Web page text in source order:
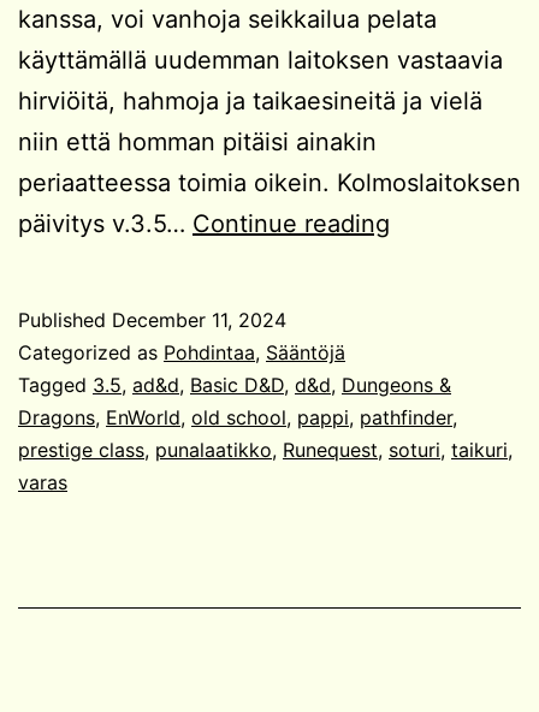
kanssa, voi vanhoja seikkailua pelata
käyttämällä uudemman laitoksen vastaavia
hirviöitä, hahmoja ja taikaesineitä ja vielä
niin että homman pitäisi ainakin
periaatteessa toimia oikein. Kolmoslaitoksen
päivitys v.3.5… Continue reading
pelinä
Published December 11, 2024
Categorized as Pohdintaa, Sääntöjä
Tagged 3.5, ad&d, Basic D&D, d&d, Dungeons &
Dragons, EnWorld, old school, pappi, pathfinder,
prestige class, punalaatikko, Runequest, soturi, taikuri,
varas